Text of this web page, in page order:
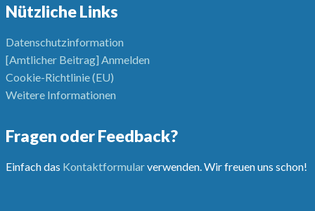
Nützliche Links
Datenschutzinformation
[Amtlicher Beitrag] Anmelden
Cookie-Richtlinie (EU)
Weitere Informationen
Fragen oder Feedback?
Einfach das Kontaktformularverwenden. Wir freuen uns schon!